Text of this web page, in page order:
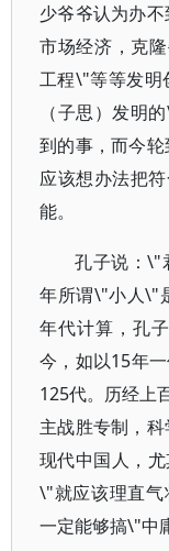
少爷爷认为办
市场经济，克
工程\"等等发明
（子思）发明
到的事，而今
应该想办法把
能。
孔子说：\"
年所谓\"小人\"
年代计算，孔
今，如以15年
125代。历经上
主战胜专制，
现代中国人，
\"就应该理直
一定能够搞\"中